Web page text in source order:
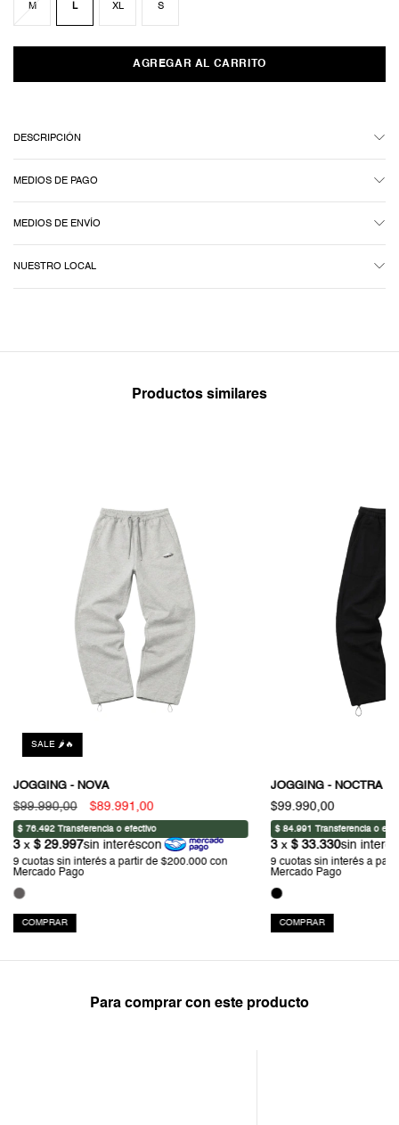
M L XL S
DESCRIPCIÓN
MEDIOS DE PAGO
MEDIOS DE ENVÍO
NUESTRO LOCAL
Productos similares
SALE 🌶️🔥
JOGGING - NOVA
$99.990,00 $89.991,00
COMPRAR
JOGGING - NOCTRA
$99.990,00
COMPRAR
Para comprar con este producto